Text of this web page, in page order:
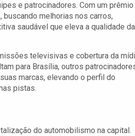
e patrocinadores. Com um prêmio
melhorias nos carros,
saudável que eleva a qualidade
televisivas e cobertura da
para Brasília, outros
marcas, elevando o perfil do
pistas.
do automobilismo na capital.